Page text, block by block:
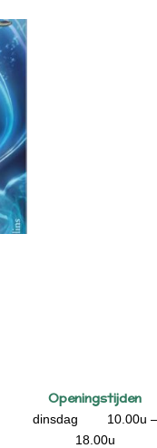
Openingstijden
dinsdag 10.00u –
18.00u